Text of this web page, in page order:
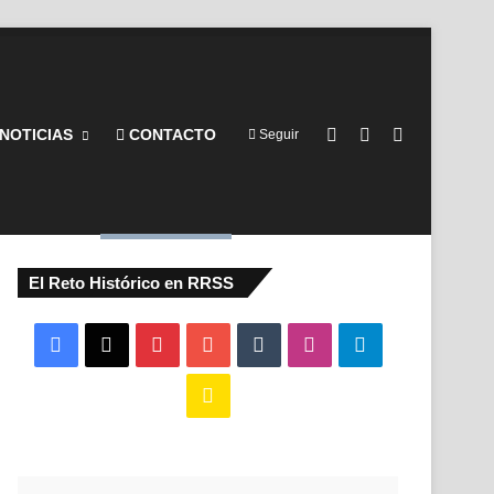
CONTACTO Seguir Barra lateral
Switch skin
El Reto Histórico en RRSS
Facebook PinterestYouTubeTumblr Instagram